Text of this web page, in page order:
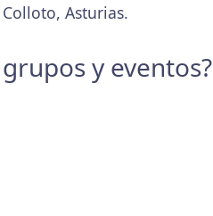
Asturias.
y eventos?